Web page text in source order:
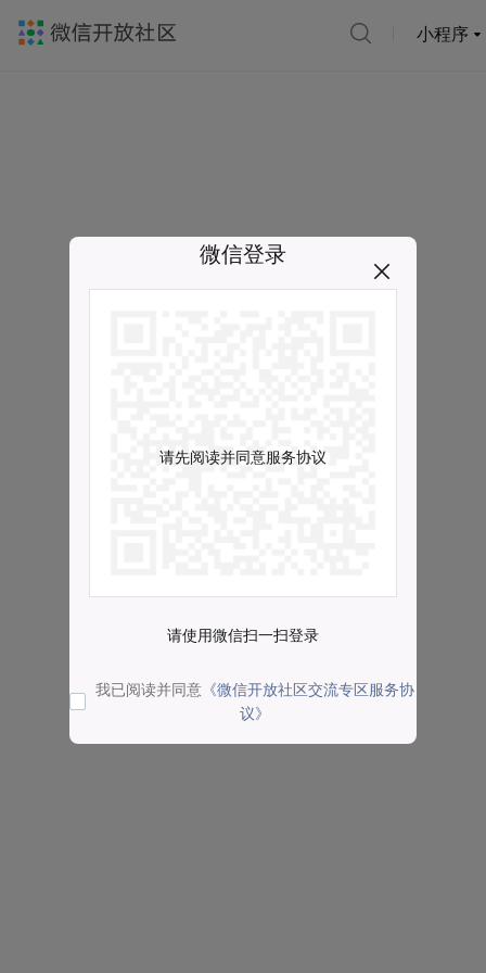
小程序
微信登录
请先阅读并同意服务协议
请使用微信扫一扫登录
我已阅读并同意 《微信开放社区交流专区服务协
议》